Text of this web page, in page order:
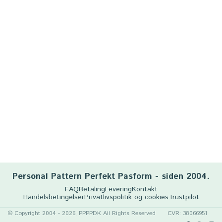
Personal Pattern Perfekt Pasform - siden 2004.
FAQBetalingLeveringKontakt
HandelsbetingelserPrivatlivspolitik og cookiesTrustpilot
© Copyright 2004 - 2026, PPPP.DK All Rights Reserved CVR: 38066951